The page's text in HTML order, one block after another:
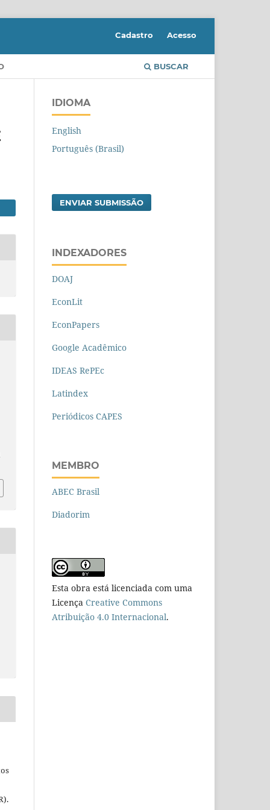
BUSCAR
Cadastro Acesso
IDIOMA
English
Português (Brasil)
ENVIAR SUBMISSÃO
INDEXADORES
DOAJ
EconLit
EconPapers
Google Acadêmico
IDEAS RePEc
Latindex
Periódicos CAPES
MEMBRO
ABEC Brasil
Diadorim
Esta obra está licenciada com uma
Licença Creative Commons
Atribuição 4.0 Internacional.